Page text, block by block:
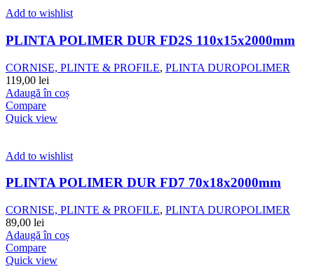
Add to wishlist
PLINTA POLIMER DUR FD2S 110x15x2000mm
CORNISE, PLINTE & PROFILE, PLINTA DUROPOLIMER
119,00 lei
Adaugă în coș
Compare
Quick view
Add to wishlist
PLINTA POLIMER DUR FD7 70x18x2000mm
CORNISE, PLINTE & PROFILE, PLINTA DUROPOLIMER
89,00 lei
Adaugă în coș
Compare
Quick view